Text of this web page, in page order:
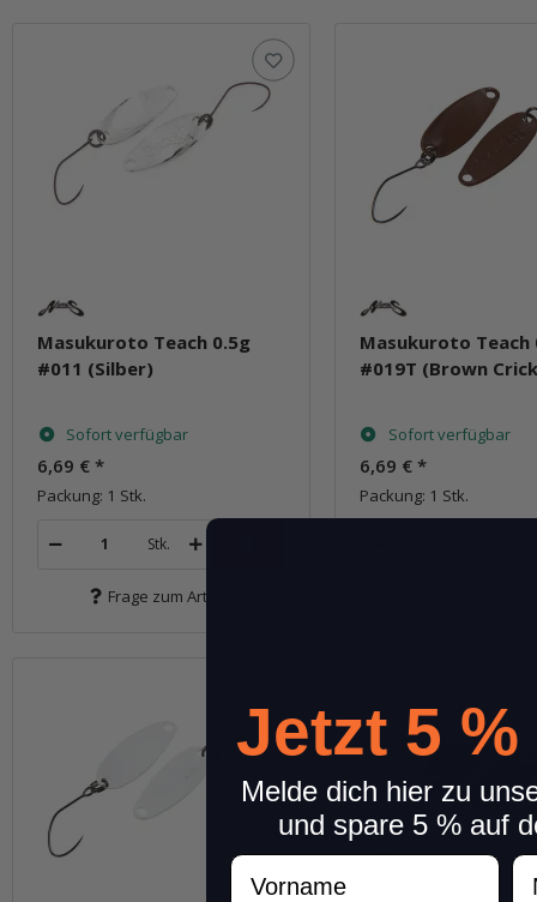
Masukuroto Teach 0.5g
#011 (Silber)
Sofort verfügbar
6,69 € *
Packung: 1 Stk.
Stk.
Frage zum Artikel
Masukuroto Teach
#019T (Brown
Sofort verfügbar
6,69 € *
Packung: 1 Stk.
Jetzt 5
Melde dich hier zu
und spare 5 % auf
Vorname